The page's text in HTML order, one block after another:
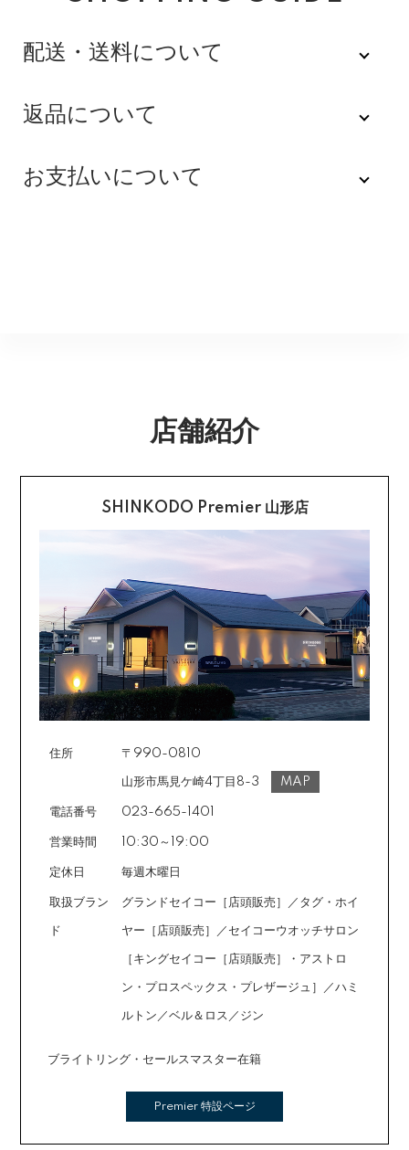
配送・送料について
佐川急便
全品送料無料にてお届けいたします。
※配達時間を指定できない地域（郡部以下は時間指定不
配送・送料の詳細はこちら
返品について
不良品
不良品に該当する場合は当方で負担いたします。返送希
知らせいたしますので、その後着払いでお送りくださ
返品の詳細はこちら
お支払いについて
カード不要の分割払い 【無金利で最大
60回分割】
《ショッピングクレジット》
ご注文受付メールにあわせて、お手続き用のURLをEメ
ールまたはショートメールにてお送りいたします。必要
事項をご入力の上、お手続きをお願いいたします。分割
回数は基本的に10～60回の中からお選びいただきま
場合によっては2～6回も可能ですのでご希望のお客様は
ご注文時に備考欄でお知らせください。※ショッピングク
店舗紹介
SHINKODO Premier 山形店
住所 〒990-0810
山形市馬見ケ崎4丁目8-3 MAP
電話番号 023-665-1401
営業時間 10:30～19:00
定休日 毎週木曜日
取扱ブラン
ド
グランドセイコー［店頭販売］／タグ・ホイ
ヤー［店頭販売］／セイコーウオッチサロン
［キングセイコー［店頭販売］・アストロ
ン・プロスペックス・プレザージュ］／ハミ
ルトン／ベル＆ロス／ジン
ブライトリング・セールスマスター在籍
Premier 特設ページ